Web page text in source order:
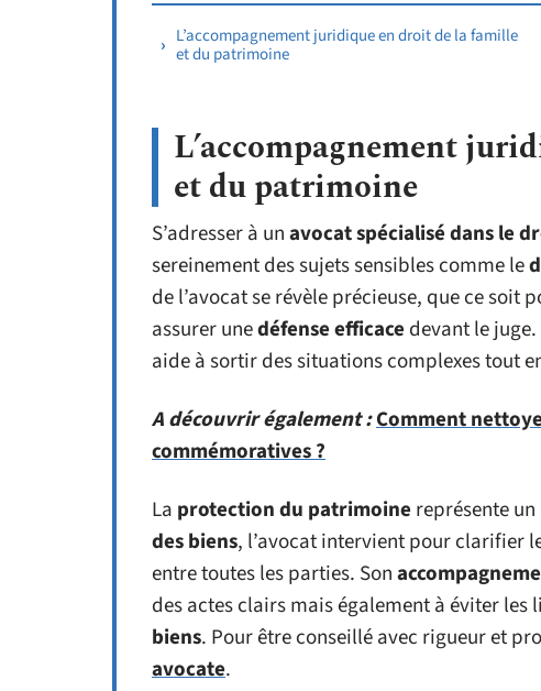
L’accompagnement juridique en droit de la famille
et du patrimoine
L’accompagnement
et du patrimoine
S’adresser à unavocat spécialisé dans le
sereinement des sujets sensibles comme le
de l’avocat se révèle précieuse, que ce
assurer unedéfense efficace devant le
aide à sortir des situations complexes tout
A découvrir également :Comment
commémoratives ?
La protection du patrimoine représente
des biens, l’avocat intervient pour clarifier
entre toutes les parties. Son
des actes clairs mais également à éviter les
biens. Pour être conseillé avec rigueur et
avocate.